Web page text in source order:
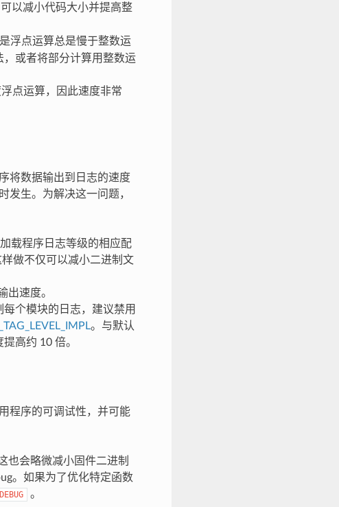
以减小代码大小并提高整
浮点运算总是慢于整数运
或者将部分计算用整数运
点运算，因此速度非常
将数据输出到日志的速度
发生。为解决这一问题，
载程序日志等级的相应配
做不仅可以减小二进制文
出速度。
个模块的日志，建议禁用
。与默认
高约 10 倍。
程序的可调试性，并可能
也会略微减小固件二进制
。如果为了优化特定函数
。